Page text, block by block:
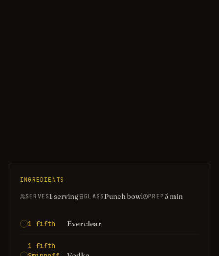
INGREDIENTS
SERVES1 serving GLASSPunch bowl PREP5 min
1 fifth Everclear
1 fifth